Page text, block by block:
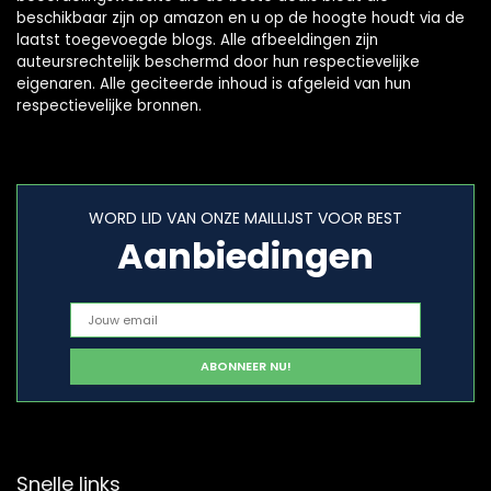
beschikbaar zijn op amazon en u op de hoogte houdt via de
laatst toegevoegde blogs. Alle afbeeldingen zijn
auteursrechtelijk beschermd door hun respectievelijke
eigenaren. Alle geciteerde inhoud is afgeleid van hun
respectievelijke bronnen.
WORD LID VAN ONZE MAILLIJST VOOR BEST
Aanbiedingen
Snelle links